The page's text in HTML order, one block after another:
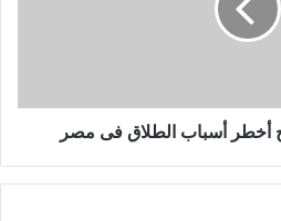
أسباب الطلاق فى مصر